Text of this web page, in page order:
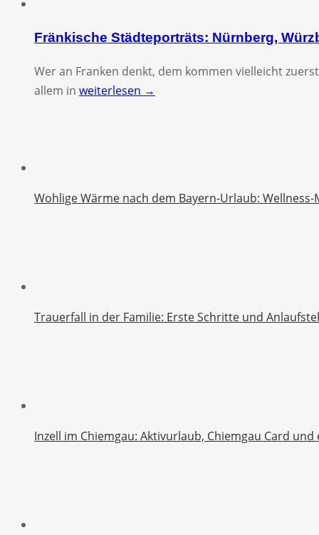
Fränkische Städteporträts: Nürnberg,
Wer an Franken denkt, dem kommen vielleicht
allem in weiterlesen →
Wohlige Wärme nach dem Bayern-Urlaub:
Trauerfall in der Familie: Erste Schritte und
Inzell im Chiemgau: Aktivurlaub, Chiemgau Card